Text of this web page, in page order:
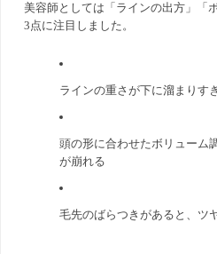
美容師としては「ラインの出方」「
3点に注目しました。
ラインの重さが下に溜まりす
頭の形に合わせたボリューム
が崩れる
毛先のばらつきがあると、ツ